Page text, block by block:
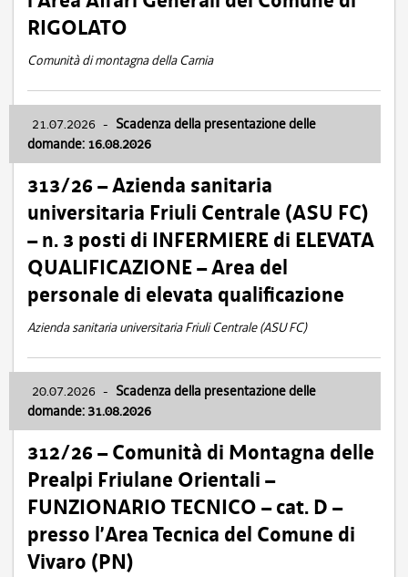
RIGOLATO
Comunità di montagna della Carnia
21.07.2026 - Scadenza della presentazione delle
domande: 16.08.2026
313/26 – Azienda sanitaria
universitaria Friuli Centrale (ASU FC)
– n. 3 posti di INFERMIERE di ELEVATA
QUALIFICAZIONE – Area del
personale di elevata qualificazione
Azienda sanitaria universitaria Friuli Centrale (ASU FC)
20.07.2026 - Scadenza della presentazione delle
domande: 31.08.2026
312/26 – Comunità di Montagna delle
Prealpi Friulane Orientali –
FUNZIONARIO TECNICO – cat. D –
presso l’Area Tecnica del Comune di
Vivaro (PN)